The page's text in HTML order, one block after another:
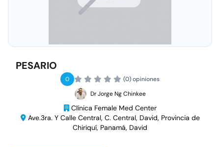
PESARIO
0
(0) opiniones
Dr Jorge Ng Chinkee
Clínica Female Med Center
Ave.3ra. Y Calle Central, C. Central, David, Provincia de
Chiriquí, Panamá, David